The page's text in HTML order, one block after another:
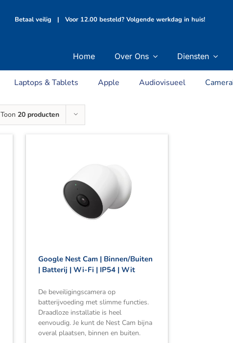
Betaal veilig | Voor 12.00 besteld? Volgende werkdag in huis!
Home Over Ons Diensten
Laptops & Tablets Apple Audiovisueel
Toon 20 producten
Google Nest Cam | Binnen/Buiten
| Batterij | Wi-Fi | IP54 | Wit
De beveiligingscamera op
batterijvoeding met slimme functies.
Draadloze installatie is heel
eenvoudig. Je kunt de Nest Cam bijna
overal plaatsen, binnen en buiten.